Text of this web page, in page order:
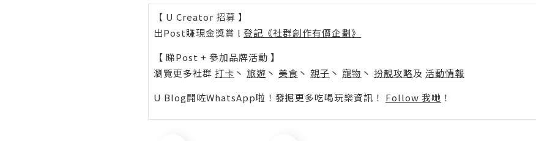
【 U Creator 招募 】
出Post賺現金獎賞 l 登記《社群創作有價企劃》
【 睇Post + 參加品牌活動 】
瀏覽更多社群 打卡 丶 旅遊 丶 美食 丶 親子 丶 寵物 丶 扮靚攻略及 活動情報
U Blog開咗WhatsApp啦！發掘更多吃喝玩樂資訊！ Follow 我哋 ！